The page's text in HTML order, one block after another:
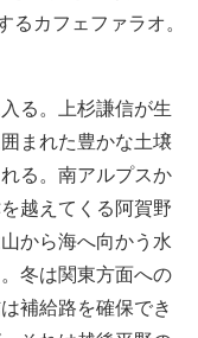
るカフェファラオ。
る。上杉謙信が生
まれた豊かな土壌
る。南アルプスか
越えてくる阿賀野
から海へ向かう水
冬は関東方面への
補給路を確保でき